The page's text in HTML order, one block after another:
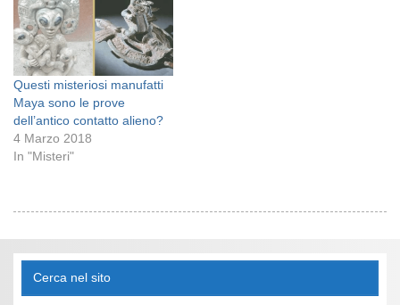
Questi misteriosi manufatti
Maya sono le prove
dell’antico contatto alieno?
4 Marzo 2018
In "Misteri"
Cerca nel sito